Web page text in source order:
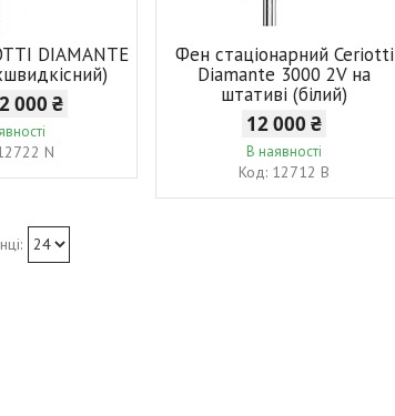
DIAMANTE
000 ₴
N
Фен стаціонарний Ceriotti
Diamante 3000 2V на
штативі (білий)
12 000 ₴
В наявності
12712 B